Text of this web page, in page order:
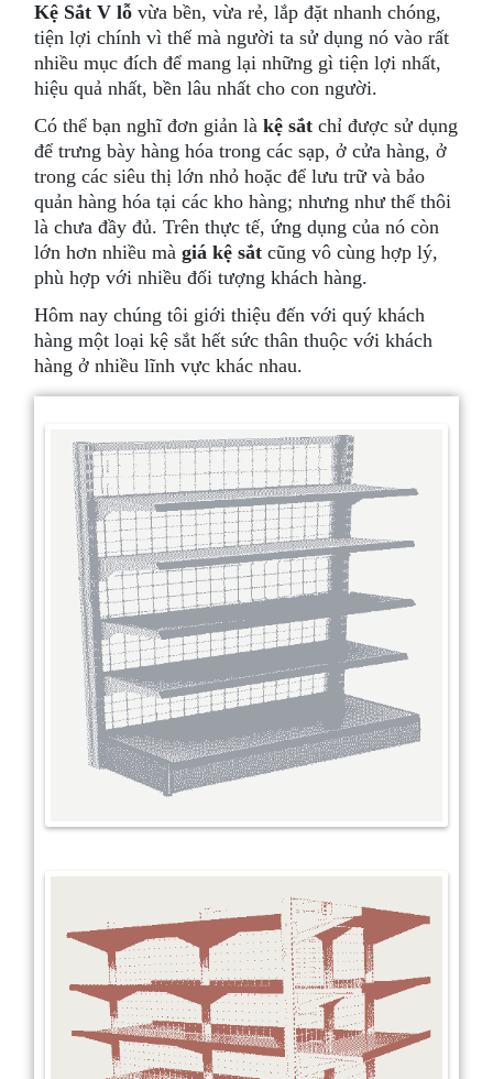
Kệ Sắt V lỗvừa bền, vừa rẻ, lắp đặt nhanh chóng,
tiện lợi chính vì thế mà người ta sử dụng nó vào rất
nhiều mục đích để mang lại những gì tiện lợi nhất,
hiệu quả nhất, bền lâu nhất cho con người.
Có thể bạn nghĩ đơn giản làkệ sắtchỉ được sử dụng
để trưng bày hàng hóa trong các sạp, ở cửa hàng, ở
trong các siêu thị lớn nhỏ hoặc để lưu trữ và bảo
quản hàng hóa tại các kho hàng; nhưng như thế thôi
là chưa đầy đủ. Trên thực tế, ứng dụng của nó còn
lớn hơn nhiều màgiá kệ sắt cũng vô cùng hợp lý,
phù hợp với nhiều đối tượng khách hàng.
Hôm nay chúng tôi giới thiệu đến với quý khách
hàng một loại kệ sắt hết sức thân thuộc với khách
hàng ở nhiều lĩnh vực khác nhau.